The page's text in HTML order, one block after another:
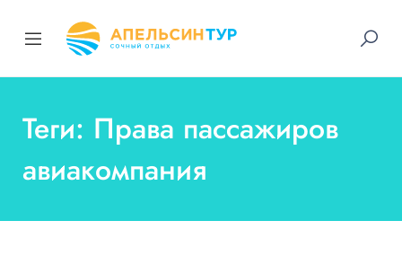
Теги: Права пассажиров
авиакомпания